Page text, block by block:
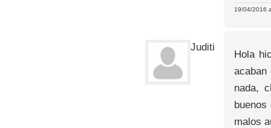
19/04/2016
Juditi
Hola
acaban
nada,
malos